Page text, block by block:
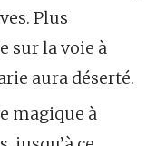
Plus
sur la voie à
aura déserté.
magique à